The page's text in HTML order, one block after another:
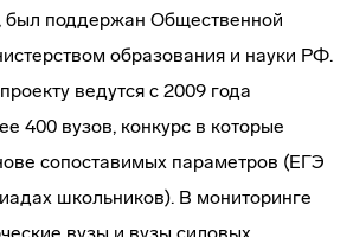
был поддержан Общественной
образования и науки РФ.
ведутся с 2009 года
400 вузов, конкурс в которые
сопоставимых параметров (ЕГЭ
школьников). В мониторинге